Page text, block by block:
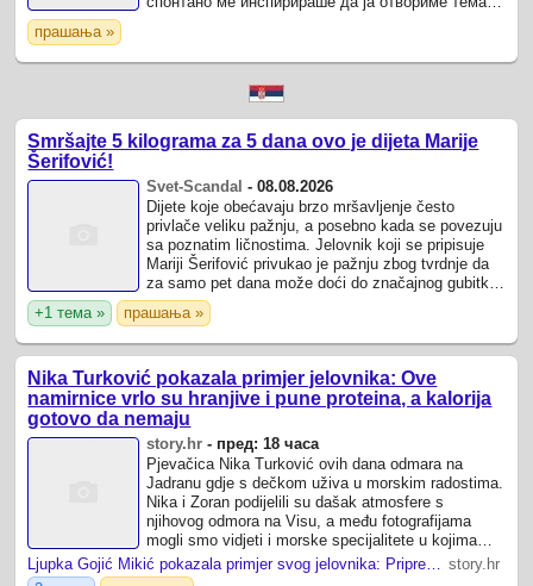
прашања »
Smršajte 5 kilograma za 5 dana ovo je dijeta Marije
Šerifović!
Svet-Scandal -08.08.2026
Dijete koje obećavaju brzo mršavljenje često
privlače veliku pažnju, a posebno kada se povezuju
sa poznatim ličnostima. Jelovnik koji se pripisuje
Mariji Šerifović privukao je pažnju zbog tvrdnje da
za samo pet dana može doći do značajnog gubitka
kilograma.
+1 тема » прашања »
Nika Turković pokazala primjer jelovnika: Ove
namirnice vrlo su hranjive i pune proteina, a kalorija
gotovo da nemaju
story.hr - пред: 18 часа
Pjevačica Nika Turković ovih dana odmara na
Jadranu gdje s dečkom uživa u morskim radostima.
Nika i Zoran podijelili su dašak atmosfere s
njihovog odmora na Visu, a među fotografijama
mogli smo vidjeti i morske specijalitete u kojima
uživaju.
story.hr